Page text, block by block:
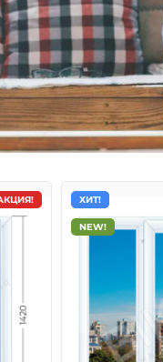
ХИТ!
NEW!